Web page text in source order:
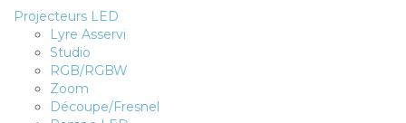
Projecteurs LED
Lyre Asservi
Studio
RGB/RGBW
Zoom
Découpe/Fresnel